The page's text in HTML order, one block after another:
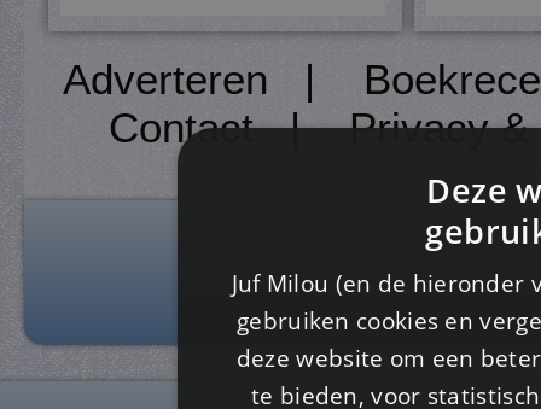
Adverteren |
Contact|Privacy &
Deze
Juf Milou (en de
gebruiken cookies en
deze website om een
te bieden, voor